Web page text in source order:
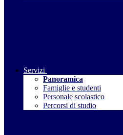
Servizi
Panoramica
Famiglie e studenti
Personale scolastico
Percorsi di studio